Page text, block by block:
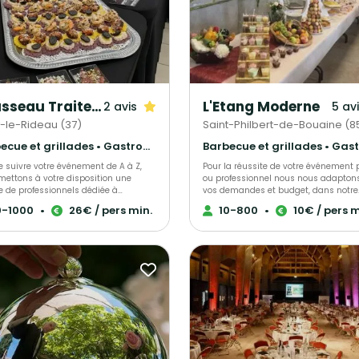
Rousseau Traiteur 2 avis
le-Rideau (37)
Barbecue et grillades • Gastronomique • Cuisine régionale
suivre votre événement de A à Z,
à votre disposition une
de professionnels dédiée à
de vos événements. Alliée à
faire en cuisine, nous
ou un repas gastronomique.
1000 • 26€ / pers min.
L'Etang Moderne 5
Saint-Philbert-de-Bouaine
Pour la réussite de votre événement
ou professionnel nous nous
vos demandes et budget, dans notre
restaurant (gratuité de la salle,
de 80 personnes) ou dans le lieu de
réception.
10-800 • 10€ / pers